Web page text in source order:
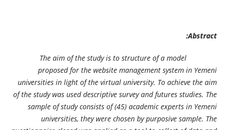
Abstract:
The aim of the study is to structure of a model
proposed for the website management system in Yemeni
universities in light of the virtual university. To achieve the aim
of the study was used descriptive survey and futures studies. The
sample of study consists of (45) academic experts in Yemeni
universities, they were chosen by purposive sample. The